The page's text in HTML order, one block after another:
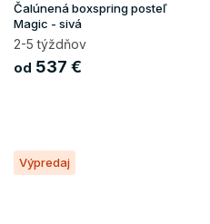
Čalúnená boxspring posteľ
Magic - sivá
2-5 týždňov
od 537 €
Výpredaj